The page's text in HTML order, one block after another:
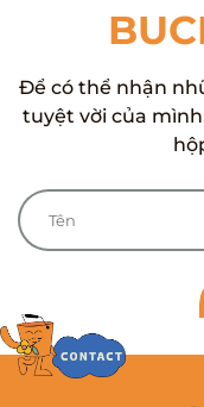
Để có thể nhận
tuyệt vời của